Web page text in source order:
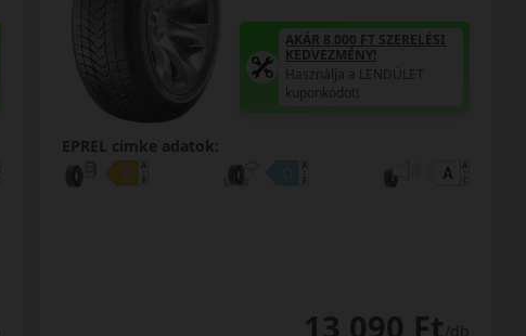
AKÁR 8.000 FT SZERELÉSI
KEDVEZMÉNY!
Használja a LENDÜLET
kuponkódot!
EPREL cimke adatok:
/db